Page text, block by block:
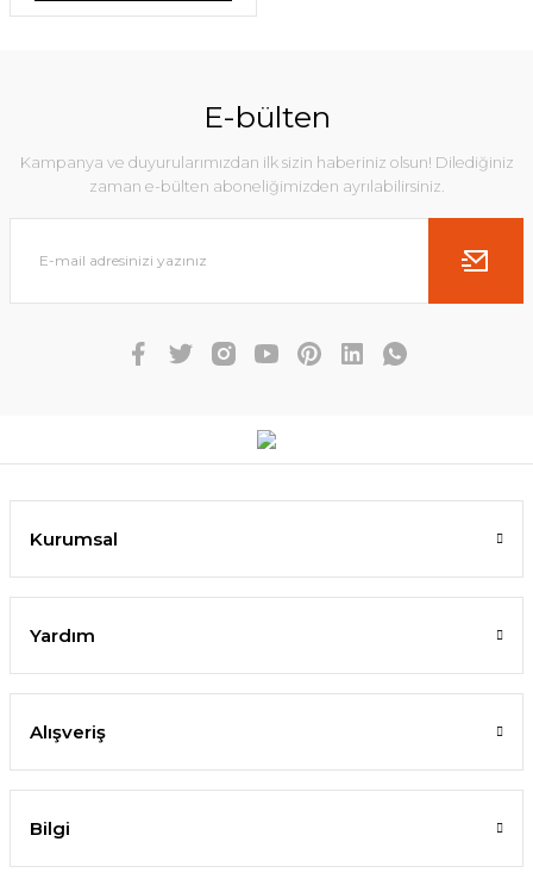
E-bülten
Kampanya ve duyurularımızdan ilk sizin haberiniz olsun! Dilediğiniz
zaman e-bülten aboneliğimizden ayrılabilirsiniz.
Kurumsal
Yardım
Alışveriş
Bilgi